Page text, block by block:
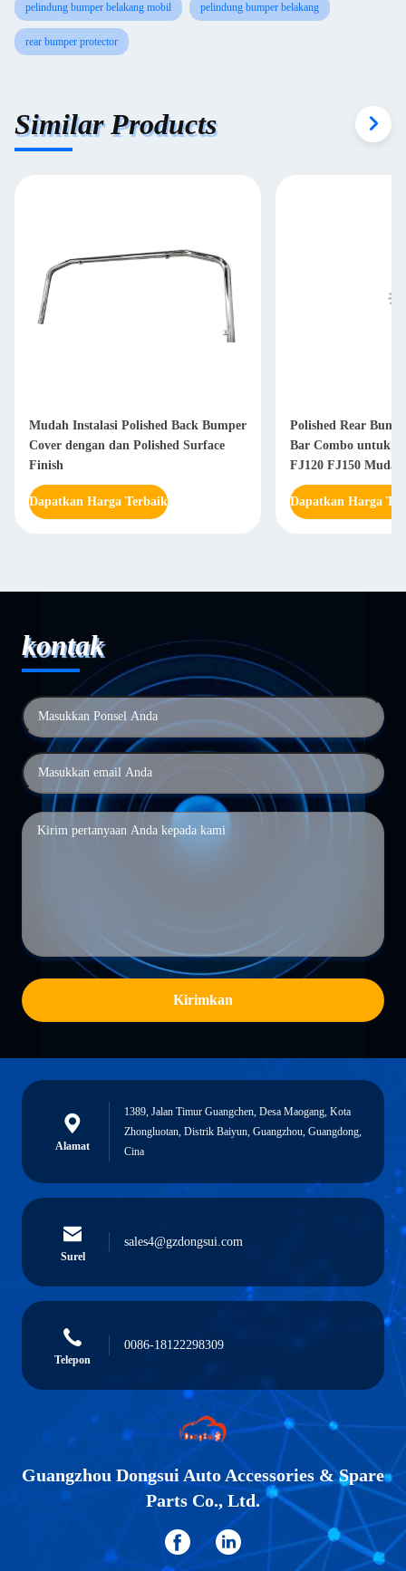
pelindung bumper belakang mobil pelindung bumper belakang
rear bumper protector
Similar Products
Mudah Instalasi Polished Back Bumper
Cover dengan dan Polished Surface
Finish
Dapatkan Harga Terbaik
Polished Rear
Bar Combo untuk
FJ120 FJ150
Dapatkan Harga
kontak
Kirimkan
Alamat
1389, Jalan Timur Guangchen, Desa Maogang, Kota
Zhongluotan, Distrik Baiyun, Guangzhou, Guangdong,
Cina
Surel
sales4@gzdongsui.com
Telepon
0086-18122298309
Guangzhou Dongsui Auto Accessories & Spare
Parts Co., Ltd.